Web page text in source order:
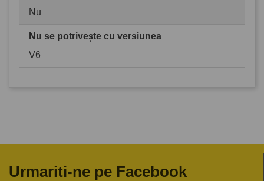
Nu
Nu se potrivește cu versiunea
V6
Urmariti-ne pe Facebook